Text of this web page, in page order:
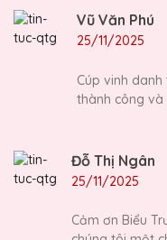
Vũ Văn Phú
25/11/2025
Cúp vinh
thành công và
Đỗ Thị Ngân
25/11/2025
Cảm ơn Biểu